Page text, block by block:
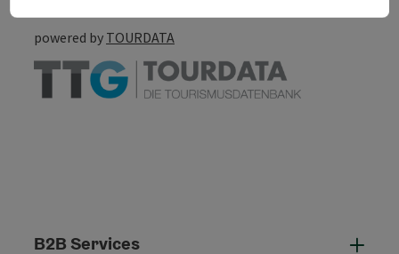
powered by TOURDATA
B2B Services